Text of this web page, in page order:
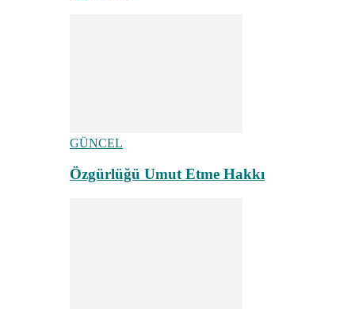
GÜNCEL
Özgürlüğü Umut Etme Hakkı